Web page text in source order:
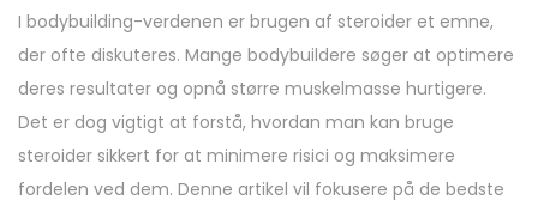
I bodybuilding-verdenen er brugen af steroider et emne,
der ofte diskuteres. Mange bodybuildere søger at optimere
deres resultater og opnå større muskelmasse hurtigere.
Det er dog vigtigt at forstå, hvordan man kan bruge
steroider sikkert for at minimere risici og maksimere
fordelen ved dem. Denne artikel vil fokusere på de bedste